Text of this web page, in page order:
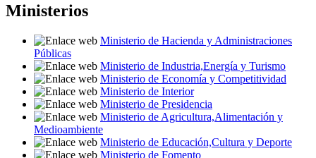
Ministerios
Ministerio de Hacienda y Administraciones
Públicas
Ministerio de Industria,Energía y Turismo
Ministerio de Economía y Competitividad
Ministerio de Interior
Ministerio de Presidencia
Ministerio de Agricultura,Alimentación y
Medioambiente
Ministerio de Educación,Cultura y Deporte
Ministerio de Fomento